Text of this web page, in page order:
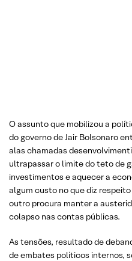
O assunto que mobilizou a
do governo de Jair Bolsonaro
alas chamadas
ultrapassar o limite do teto de
investimentos e aquecer a
algum custo no que diz
outro procura manter a
colapso nas contas públicas.
As tensões, resultado de
de embates políticos internos,